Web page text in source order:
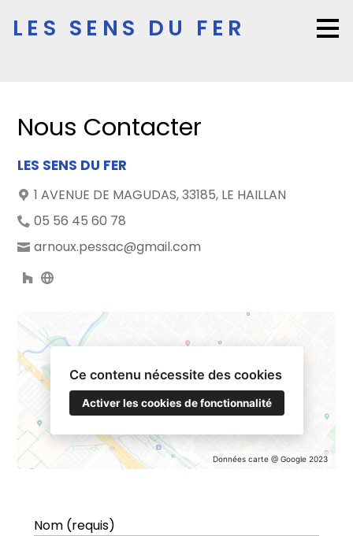
Passer
au
LES SENS DU FER
Nous Contacter
LES SENS DU FER
1 AVENUE DE MAGUDAS, 33185, LE HAILLAN
05 56 45 60 78
arnoux.pessac@gmail.com
Données carte @ Google 2023
Ce contenu nécessite des cookies
Activer les cookies de fonctionnalité
Nom (requis)